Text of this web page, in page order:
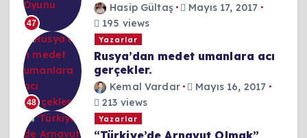
47
Hasip Gültaş
Mayıs 17, 2017
195 views
48
Yazarlar
Rusya’dan medet umanlara acı
gerçekler.
Kemal Vardar
Mayıs 16, 2017
213 views
Yazarlar